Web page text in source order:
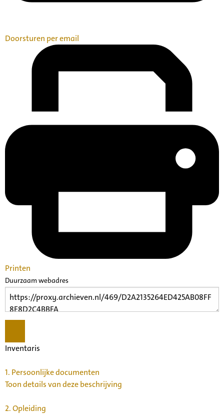
Doorsturen per email
Printen
Duurzaam webadres
Inventaris
1. Persoonlijke documenten
Toon details van deze beschrijving
2.Opleiding